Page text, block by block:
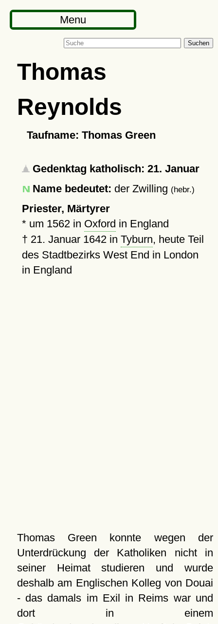
Menu
Suchen
Thomas
Reynolds
Taufname: Thomas Green
Gedenktag katholisch: 21. Januar
Name bedeutet: der Zwilling (hebr.)
Priester, Märtyrer
* um 1562in Oxford in England
† 21. Januar 1642in Tyburn, heute Teil
des Stadtbezirks West End in London
in England
Thomas Green konnte wegen der
Unterdrückung der Katholiken nicht in
seiner Heimat studieren und wurde
deshalb am Englischen Kolleg von Douai
- das damals im Exil in Reims war und
dort in einem